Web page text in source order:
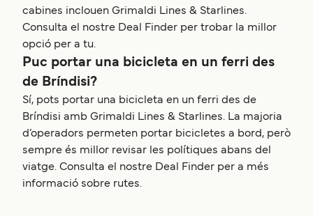
cabines inclouen Grimaldi Lines & Starlines.
Consulta el nostre Deal Finder per trobar la millor
opció per a tu.
Puc portar una bicicleta en un ferri des
de Bríndisi?
Sí, pots portar una bicicleta en un ferri des de
Bríndisi amb Grimaldi Lines & Starlines. La majoria
d’operadors permeten portar bicicletes a bord, però
sempre és millor revisar les polítiques abans del
viatge. Consulta el nostre Deal Finder per a més
informació sobre rutes.